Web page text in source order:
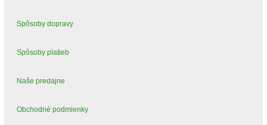
Spôsoby dopravy
Spôsoby platieb
Naše predajne
Obchodné podmienky